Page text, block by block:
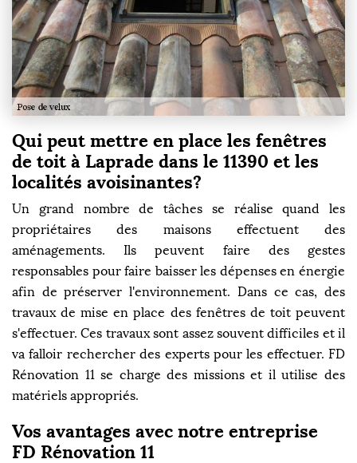
Qui peut mettre en place les fenêtres
de toit à Laprade dans le 11390 et les
localités avoisinantes?
Un grand nombre de tâches se réalise quand les
propriétaires des maisons effectuent des
aménagements. Ils peuvent faire des gestes
responsables pour faire baisser les dépenses en énergie
afin de préserver l'environnement. Dans ce cas, des
travaux de mise en place des fenêtres de toit peuvent
s'effectuer. Ces travaux sont assez souvent difficiles et il
va falloir rechercher des experts pour les effectuer. FD
Rénovation 11 se charge des missions et il utilise des
matériels appropriés.
Vos avantages avec notre entreprise
FD Rénovation 11